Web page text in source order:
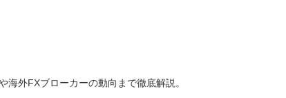
外FXブローカーの動向まで徹底解説。